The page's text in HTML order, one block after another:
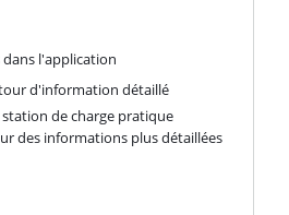
l'application
d'information détaillé
station de charge pratique
des informations plus détaillées